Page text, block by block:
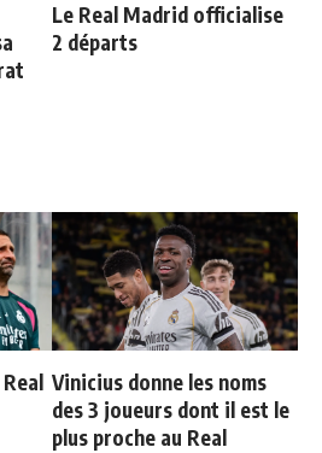
Le Real Madrid officialise
2 départs
Vinicius donne les noms
des 3 joueurs dont il est le
plus proche au Real